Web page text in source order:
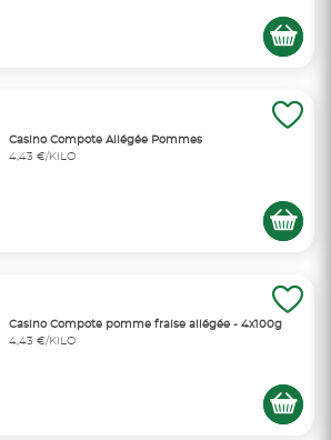
Casino Compote Allégée Pommes
4,43 €/KILO
Casino Compote pomme fraise allégée - 4x100g
4,43 €/KILO